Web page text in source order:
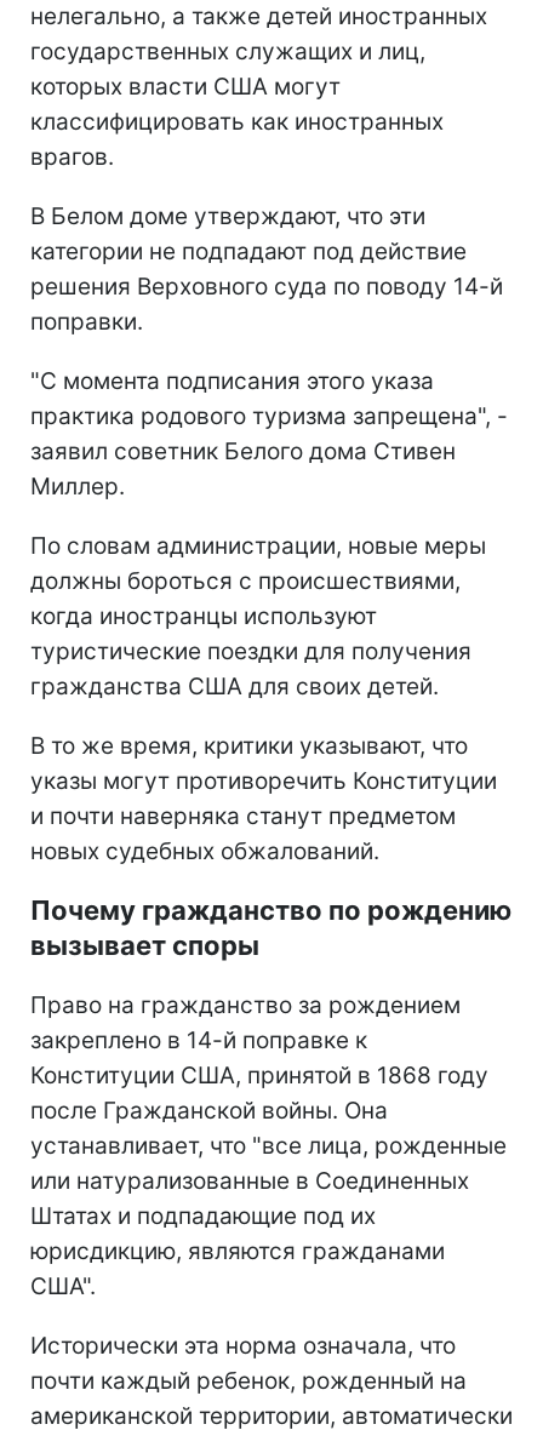
нелегально, а также детей иностранных
государственных служащих и лиц,
которых власти США могут
классифицировать как иностранных
врагов.
В Белом доме утверждают, что эти
категории не подпадают под действие
решения Верховного суда по поводу 14-й
поправки.
"С момента подписания этого указа
практика родового туризма запрещена", -
заявил советник Белого дома Стивен
Миллер.
По словам администрации, новые меры
должны бороться с происшествиями,
когда иностранцы используют
туристические поездки для получения
гражданства США для своих детей.
В то же время, критики указывают, что
указы могут противоречить Конституции
и почти наверняка станут предметом
новых судебных обжалований.
Почему гражданство по рождению
вызывает споры
Право на гражданство за рождением
закреплено в 14-й поправке к
Конституции США, принятой в 1868 году
после Гражданской войны. Она
устанавливает, что "все лица, рожденные
или натурализованные в Соединенных
Штатах и подпадающие под их
юрисдикцию, являются гражданами
США".
Исторически эта норма означала, что
почти каждый ребенок, рожденный на
американской территории, автоматически